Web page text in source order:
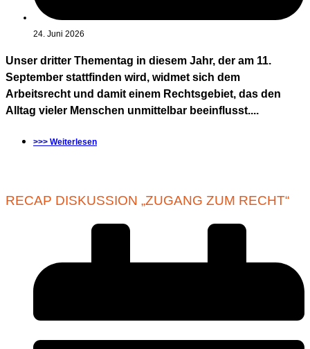
24. Juni 2026
Unser dritter Thementag in diesem Jahr, der am 11.
September stattfinden wird, widmet sich dem
Arbeitsrecht und damit einem Rechtsgebiet, das den
Alltag vieler Menschen unmittelbar beeinflusst....
>>> Weiterlesen
RECAP DISKUSSION „ZUGANG ZUM RECHT“